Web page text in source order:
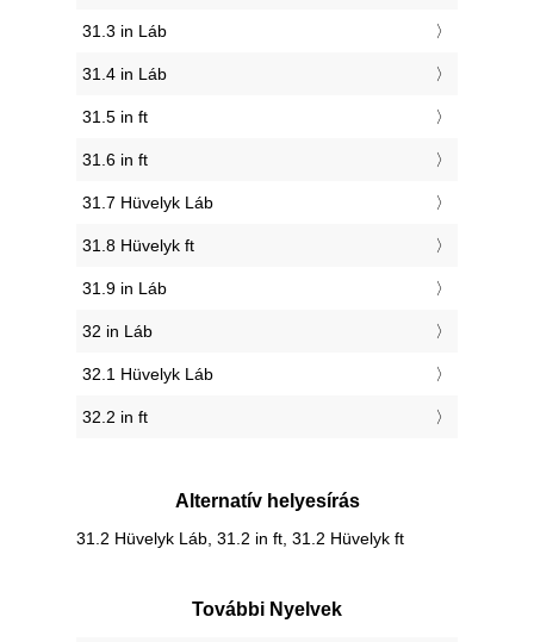
31.3 in Láb
31.4 in Láb
31.5 in ft
31.6 in ft
31.7 Hüvelyk Láb
31.8 Hüvelyk ft
31.9 in Láb
32 in Láb
32.1 Hüvelyk Láb
32.2 in ft
Alternatív helyesírás
31.2 Hüvelyk Láb, 31.2 in ft, 31.2 Hüvelyk ft
További Nyelvek